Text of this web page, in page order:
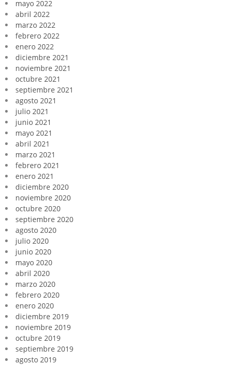
mayo 2022
abril 2022
marzo 2022
febrero 2022
enero 2022
diciembre 2021
noviembre 2021
octubre 2021
septiembre 2021
agosto 2021
julio 2021
junio 2021
mayo 2021
abril 2021
marzo 2021
febrero 2021
enero 2021
diciembre 2020
noviembre 2020
octubre 2020
septiembre 2020
agosto 2020
julio 2020
junio 2020
mayo 2020
abril 2020
marzo 2020
febrero 2020
enero 2020
diciembre 2019
noviembre 2019
octubre 2019
septiembre 2019
agosto 2019